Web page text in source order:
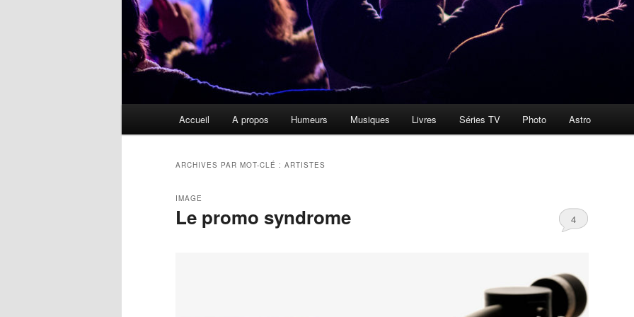
Accueil A propos Humeurs Musiques Livres Séries TV Photo Astro
ARCHIVES PAR MOT-CLÉ : ARTISTES
Le promo syndrome
IMAGE
4